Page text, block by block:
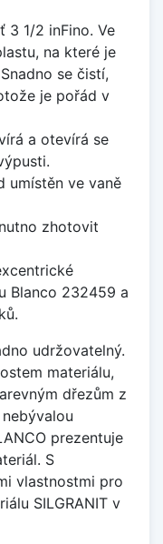
3 1/2 inFino. Ve
na které je
se čistí,
je pořád v
a otevírá se
umístěn ve vaně
zhotovit
Blanco 232459 a
udržovatelný.
materiálu,
dřezům z
prezentuje
S
vlastnostmi pro
SILGRANIT v